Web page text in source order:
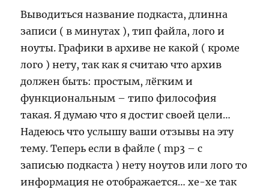
Выводиться название подкаста, длинна
записи ( в минутах ), тип файла, лого и
ноуты. Графики в архиве не какой ( кроме
лого ) нету, так как я считаю что архив
должен быть: простым, лёгким и
функциональным – типо философия
такая. Я думаю что я достиг своей цели…
Надеюсь что услышу ваши отзывы на эту
тему. Теперь если в файле ( mp3 – с
записью подкаста ) нету ноутов или лого то
информация не отображается… хе-хе так